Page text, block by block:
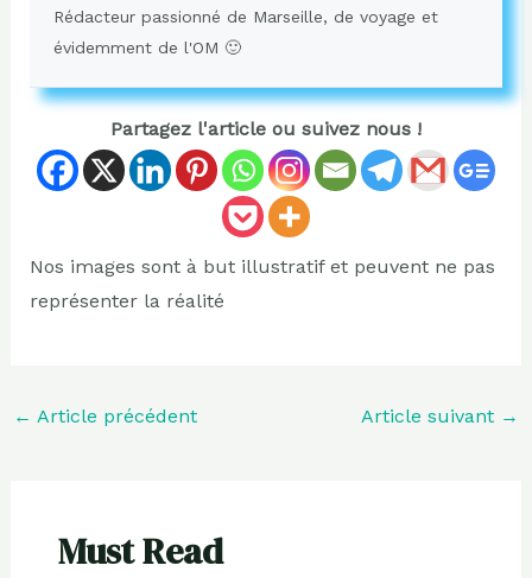
Rédacteur passionné de Marseille, de voyage et
évidemment de l'OM 🙂
Partagez l'article ou suivez nous !
Nos images sont à but illustratif et peuvent ne pas
représenter la réalité
← Article précédent Article suivant →
Must Read